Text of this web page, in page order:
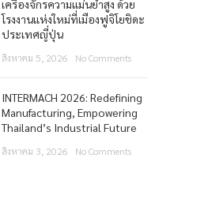
เครื่องจักรความแม่นยำสูง ด้วย
โรงงานแห่งใหม่ที่เมืองฟูจิโยชิดะ
ประเทศญี่ปุ่น
สิงหาคม 5, 2026 No Comments
INTERMACH 2026: Redefining
Manufacturing, Empowering
Thailand’s Industrial Future
สิงหาคม 3, 2026 No Comments